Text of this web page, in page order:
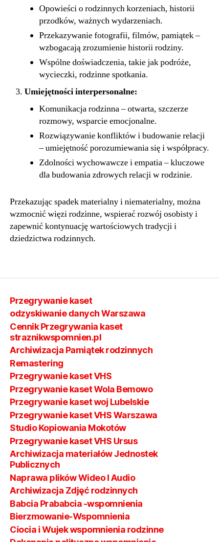
Opowieści o rodzinnych korzeniach, historii
przodków, ważnych wydarzeniach.
Przekazywanie fotografii, filmów, pamiątek –
wzbogacają zrozumienie historii rodziny.
Wspólne doświadczenia, takie jak podróże,
wycieczki, rodzinne spotkania.
Umiejętności interpersonalne:
Komunikacja rodzinna – otwarta, szczerze
rozmowy, wsparcie emocjonalne.
Rozwiązywanie konfliktów i budowanie relacji
– umiejętność porozumiewania się i współpracy.
Zdolności wychowawcze i empatia – kluczowe
dla budowania zdrowych relacji w rodzinie.
Przekazując spadek materialny i niematerialny, można
wzmocnić więzi rodzinne, wspierać rozwój osobisty i
zapewnić kontynuację wartościowych tradycji i
dziedzictwa rodzinnych.
Przegrywanie kaset
odzyskiwanie danych Warszawa
Cennik Przegrywania kaset
straznikwspomnien.pl
Archiwizacja Pamiątek rodzinnych
Remastering
Przegrywanie kaset VHS
Przegrywanie kaset Wola Bemowo
Przegrywanie kaset woj Lubelskie
Przegrywanie kaset VHS Warszawa
Studio Kopiowania Mokotów
Przegrywanie kaset VHS Ursus
Archiwizacja materiałów Jednostek
Publicznych
Naprawa plików Wideo I Audio
Archiwizacja Zdjęć rodzinnych
Babcia Prababcia -wspomnienia
Bierzmowanie-Wspomnienia
Ciocia i Wujek wspomnienia rodzinne